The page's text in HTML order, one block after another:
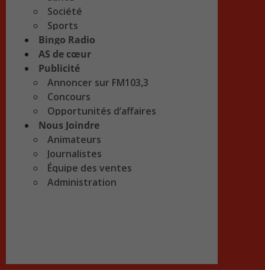
Société
Sports
Bingo Radio
AS de cœur
Publicité
Annoncer sur FM103,3
Concours
Opportunités d’affaires
Nous Joindre
Animateurs
Journalistes
Équipe des ventes
Administration